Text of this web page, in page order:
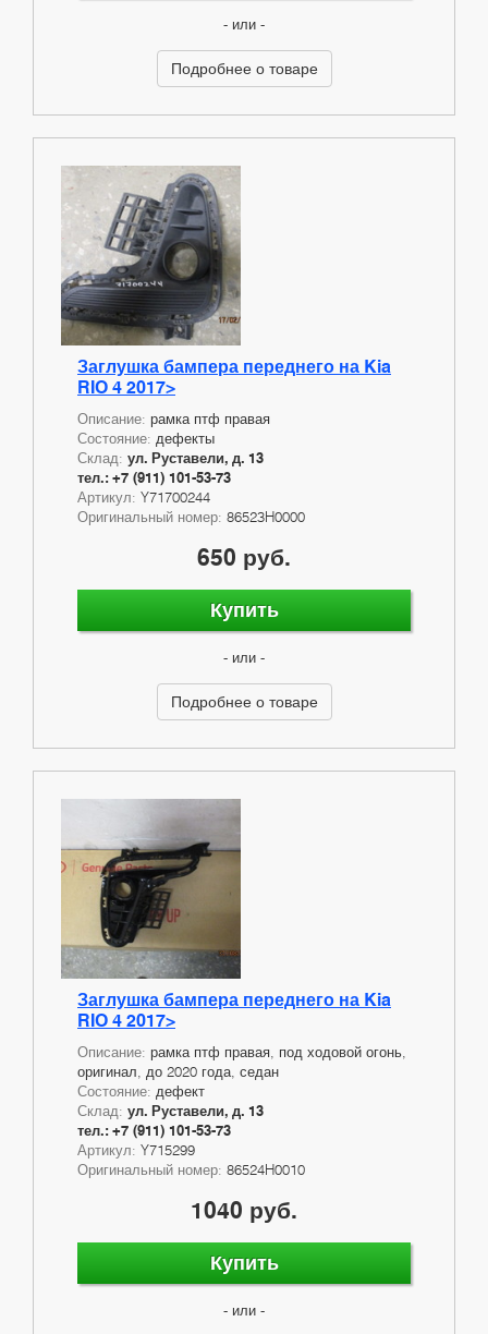
- или -
Подробнее о товаре
Заглушка бампера переднего на Kia
RIO 4 2017>
Описание: рамка птф правая
Состояние: дефекты
Склад: ул. Руставели, д. 13
тел.: +7 (911) 101-53-73
Артикул: Y71700244
Оригинальный номер: 86523H0000
650 руб.
Купить
- или -
Подробнее о товаре
Заглушка бампера переднего на Kia
RIO 4 2017>
Описание: рамка птф правая, под ходовой огонь,
оригинал, до 2020 года, седан
Состояние: дефект
Склад: ул. Руставели, д. 13
тел.: +7 (911) 101-53-73
Артикул: Y715299
Оригинальный номер: 86524H0010
1040 руб.
Купить
- или -